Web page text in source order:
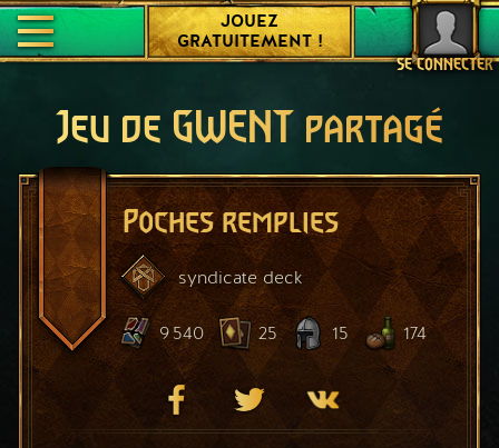
SE CONNECTER
JOUEZ
GRATUITEMENT !
Jeu de GWENT partagé
Poches remplies
syndicate deck
9 540 25 15 174